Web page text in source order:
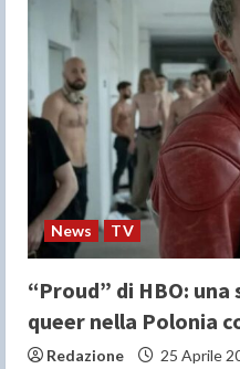
News TV
“Proud” di HBO:
queer nella Polonia
Redazione 25 Aprile